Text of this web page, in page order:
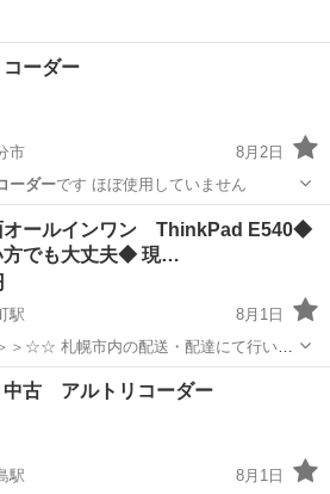
ーダー
市
8月2日
ーダーです ほぼ使用していません
笛、ハーモニカ
ールインワン ThinkPad E540◆
方でも大丈夫◆ 現…
駅
8月1日
＞☆☆ 札幌市内の配送・配達にて行いま
ントお願いいたします ★購入後の
ノートパソコン ThinkPad
古 アルトリコーダー
駅
8月1日